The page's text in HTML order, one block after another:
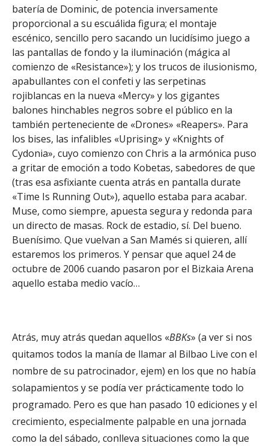
batería de Dominic, de potencia inversamente
proporcional a su escuálida figura; el montaje
escénico, sencillo pero sacando un lucidísimo juego a
las pantallas de fondo y la iluminación (mágica al
comienzo de «Resistance»); y los trucos de ilusionismo,
apabullantes con el confeti y las serpetinas
rojiblancas en la nueva «Mercy» y los gigantes
balones hinchables negros sobre el público en la
también perteneciente de «Drones» «Reapers». Para
los bises, las infalibles «Uprising» y «Knights of
Cydonia», cuyo comienzo con Chris a la armónica puso
a gritar de emoción a todo Kobetas, sabedores de que
(tras esa asfixiante cuenta atrás en pantalla durate
«Time Is Running Out»), aquello estaba para acabar.
Muse, como siempre, apuesta segura y redonda para
un directo de masas. Rock de estadio, sí. Del bueno.
Buenísimo. Que vuelvan a San Mamés si quieren, allí
estaremos los primeros. Y pensar que aquel 24 de
octubre de 2006 cuando pasaron por el Bizkaia Arena
aquello estaba medio vacío…
Atrás, muy atrás quedan aquellos «BBKs» (a ver si nos
quitamos todos la manía de llamar al Bilbao Live con el
nombre de su patrocinador, ejem) en los que no había
solapamientos y se podía ver prácticamente todo lo
programado. Pero es que han pasado 10 ediciones y el
crecimiento, especialmente palpable en una jornada
como la del sábado, conlleva situaciones como la que